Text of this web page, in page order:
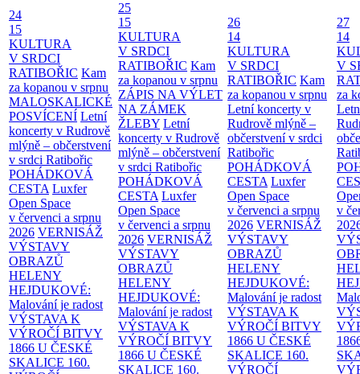
24
15
KULTURA
V SRDCI
RATIBOŘIC Kam
za kopanou v srpnu
MALOSKALICKÉ
POSVÍCENÍ Letní
koncerty v Rudrově
mlýně – občerstvení
v srdci Ratibořic
POHÁDKOVÁ
CESTA Luxfer
Open Space
v červenci a srpnu
2026 VERNISÁŽ
VÝSTAVY
OBRAZŮ
HELENY
HEJDUKOVÉ:
Malování je radost
VÝSTAVA K
VÝROČÍ BITVY
1866 U ČESKÉ
SKALICE 160.
25
15
KULTURA
V SRDCI
RATIBOŘIC Kam
za kopanou v srpnu
ZÁPIS NA VÝLET
NA ZÁMEK
ŽLEBY Letní
koncerty v Rudrově
mlýně – občerstvení
v srdci Ratibořic
POHÁDKOVÁ
CESTA Luxfer
Open Space
v červenci a srpnu
2026 VERNISÁŽ
VÝSTAVY
OBRAZŮ
HELENY
HEJDUKOVÉ:
Malování je radost
VÝSTAVA K
VÝROČÍ BITVY
1866 U ČESKÉ
SKALICE 160.
26
14
KULTURA
V SRDCI
RATIBOŘIC Kam
za kopanou v srpnu
Letní koncerty v
Rudrově mlýně –
občerstvení v srdci
Ratibořic
POHÁDKOVÁ
CESTA Luxfer
Open Space
v červenci a srpnu
2026 VERNISÁŽ
VÝSTAVY
OBRAZŮ
HELENY
HEJDUKOVÉ:
Malování je radost
VÝSTAVA K
VÝROČÍ BITVY
1866 U ČESKÉ
SKALICE 160.
VÝROČÍ
27
14
V
za
v